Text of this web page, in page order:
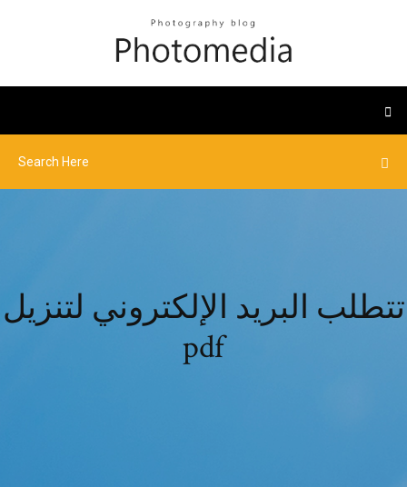
تتطلب البريد الإلكتروني لتنزيل
pdf